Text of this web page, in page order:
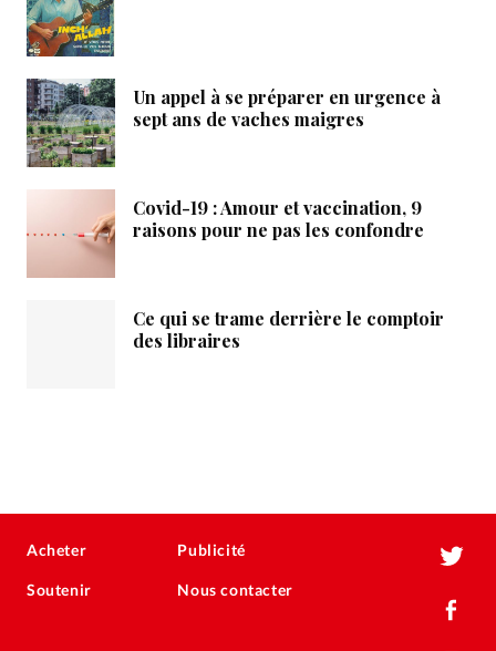
Un appel à se préparer en urgence à
sept ans de vaches maigres
Covid-19 : Amour et vaccination, 9
raisons pour ne pas les confondre
Ce qui se trame derrière le comptoir
des libraires
Acheter
Soutenir
Publicité
Nous contacter